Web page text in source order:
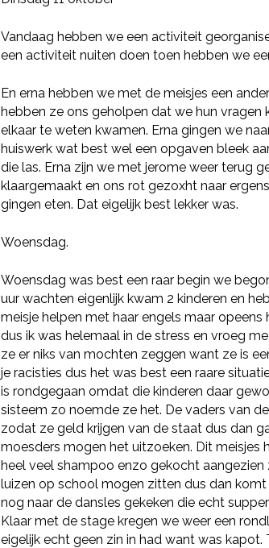
Vandaag hebben we een activiteit
een activiteit nuiten doen toen hebben we
En erna hebben we met de meisjes een
hebben ze ons geholpen dat we hun
elkaar te weten kwamen. Erna gingen we
huiswerk wat best wel een opgaven bleek
die las. Erna zijn we met jerome weer terug
klaargemaakt en ons rot gezoxht naar
gingen eten. Dat eigelijk best lekker was.
Woensdag.
Woensdag was best een raar begin we
uur wachten eigenlijk kwam 2 kinderen en
meisje helpen met haar engels maar
dus ik was helemaal in de stress en vroeg
ze er niks van mochten zeggen want ze is
je racisties dus het was best een raare
is rondgegaan omdat die kinderen daar
sisteem zo noemde ze het. De vaders van
zodat ze geld krijgen van de staat dus dan
moesders mogen het uitzoeken. Dit
heel veel shampoo enzo gekocht
luizen op school mogen zitten dus dan
nog naar de dansles gekeken die echt
Klaar met de stage kregen we weer een
eigelijk echt geen zin in had want was
Deel via Twitter
Deel via LinkedIn